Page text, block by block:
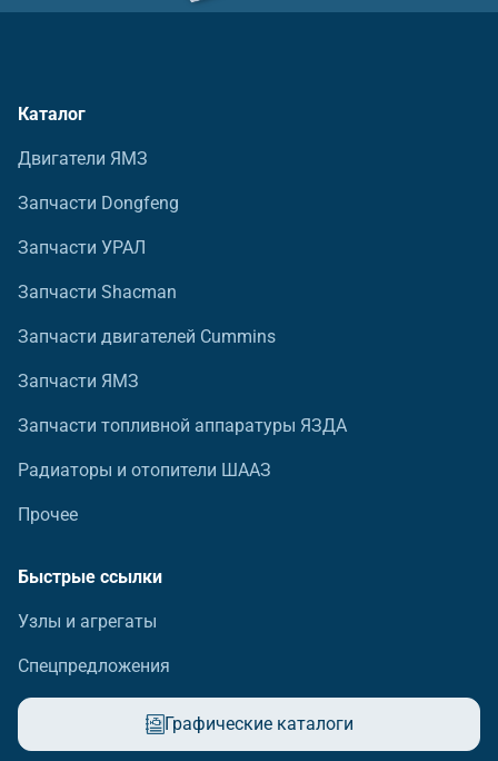
Каталог
Двигатели ЯМЗ
Запчасти Dongfeng
Запчасти УРАЛ
Запчасти Shacman
Запчасти двигателей Cummins
Запчасти ЯМЗ
Запчасти топливной аппаратуры ЯЗДА
Радиаторы и отопители ШААЗ
Прочее
Быстрые ссылки
Узлы и агрегаты
Спецпредложения
Графические каталоги